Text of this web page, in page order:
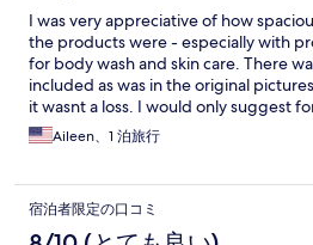
I was very appreciative of how
the products were - especially with
for body wash and skin care. There
included as was in the original
it wasnt a loss. I would only suggest
changed to a more comfortable one
very stiff. Otherwise, the pool/bathtub
Aileen、1 泊旅行
宿泊者限定の口コミ